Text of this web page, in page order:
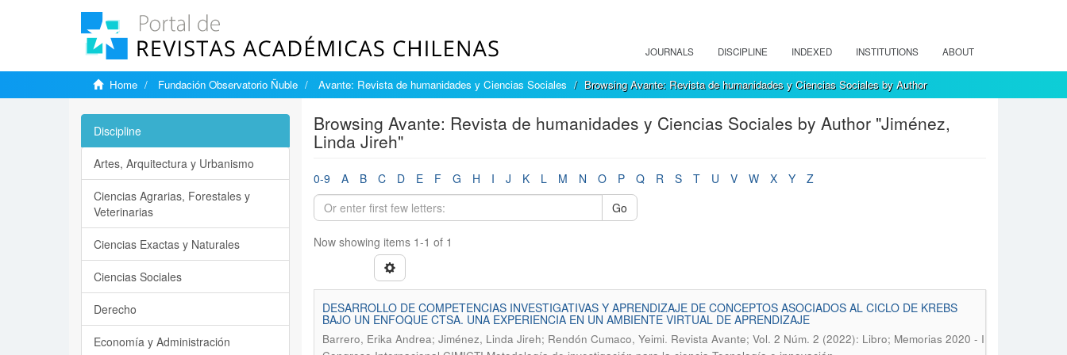
JOURNALS DISCIPLINE INDEXED INSTITUTIONS ABOUT
Home Fundación Observatorio Ñuble Avante: Revista de humanidades y Ciencias Sociales Browsing Avante: Revista de humanidades y Ciencias Sociales by Author
Browsing Avante: Revista de humanidades y Ciencias Sociales by Author "Jiménez,
Linda Jireh"
0-9 A B C D E F G H I J K L M N O P Q R S T U V W X Y
Z
Go
Now showing items 1-1 of 1
DESARROLLO DE COMPETENCIAS INVESTIGATIVAS Y APRENDIZAJE DE CONCEPTOS ASOCIADOS AL CICLO DE KREBS
BAJO UN ENFOQUE CTSA. UNA EXPERIENCIA EN UN AMBIENTE VIRTUAL DE APRENDIZAJE
Barrero, Erika Andrea; Jiménez, Linda Jireh; Rendón Cumaco, Yeimi. Revista Avante; Vol. 2 Núm. 2 (2022): Libro; Memorias 2020 - I
Discipline
Artes, Arquitectura y Urbanismo
Ciencias Agrarias, Forestales y
Veterinarias
Ciencias Exactas y Naturales
Ciencias Sociales
Derecho
Economía y Administración